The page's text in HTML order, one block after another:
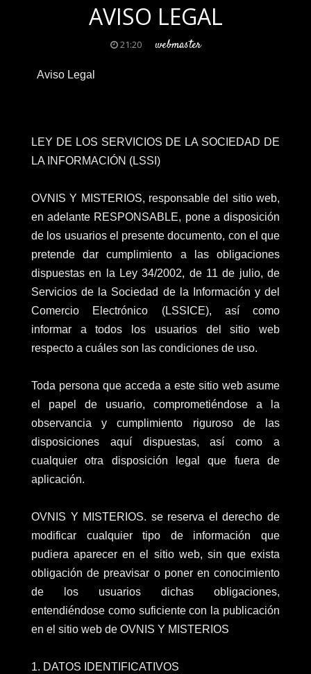
AVISO LEGAL
21:20 webmaster
Aviso Legal
LEY DE LOS SERVICIOS DE LA SOCIEDAD DE
LA INFORMACIÓN (LSSI)
OVNIS Y MISTERIOS, responsable del sitio web,
en adelante RESPONSABLE, pone a disposición
de los usuarios el presente documento, con el que
pretende dar cumplimiento a las obligaciones
dispuestas en la Ley 34/2002, de 11 de julio, de
Servicios de la Sociedad de la Información y del
Comercio Electrónico (LSSICE), así como
informar a todos los usuarios del sitio web
respecto a cuáles son las condiciones de uso.
Toda persona que acceda a este sitio web asume
el papel de usuario, comprometiéndose a la
observancia y cumplimiento riguroso de las
disposiciones aquí dispuestas, así como a
cualquier otra disposición legal que fuera de
aplicación.
OVNIS Y MISTERIOS. se reserva el derecho de
modificar cualquier tipo de información que
pudiera aparecer en el sitio web, sin que exista
obligación de preavisar o poner en conocimiento
de los usuarios dichas obligaciones,
entendiéndose como suficiente con la publicación
en el sitio web de OVNIS Y MISTERIOS
1. DATOS IDENTIFICATIVOS